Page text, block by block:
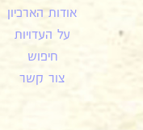
אודות הארכיון
על העדויות
חיפוש
צור קשר